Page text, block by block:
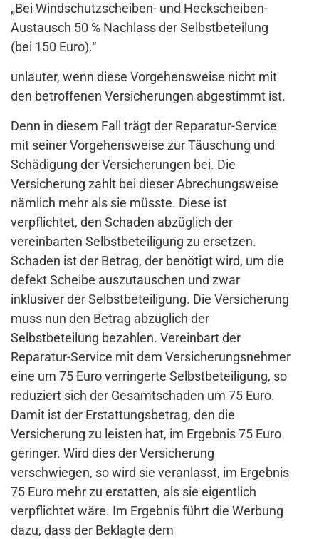
„Bei Windschutzscheiben- und Heckscheiben-
Austausch 50 % Nachlass der Selbstbeteilung
(bei 150 Euro).“
unlauter, wenn diese Vorgehensweise nicht mit
den betroffenen Versicherungen abgestimmt ist.
Denn in diesem Fall trägt der Reparatur-Service
mit seiner Vorgehensweise zur Täuschung und
Schädigung der Versicherungen bei. Die
Versicherung zahlt bei dieser Abrechungsweise
nämlich mehr als sie müsste. Diese ist
verpflichtet, den Schaden abzüglich der
vereinbarten Selbstbeteiligung zu ersetzen.
Schaden ist der Betrag, der benötigt wird, um die
defekt Scheibe auszutauschen und zwar
inklusiver der Selbstbeteiligung. Die Versicherung
muss nun den Betrag abzüglich der
Selbstbeteilung bezahlen. Vereinbart der
Reparatur-Service mit dem Versicherungsnehmer
eine um 75 Euro verringerte Selbstbeteiligung, so
reduziert sich der Gesamtschaden um 75 Euro.
Damit ist der Erstattungsbetrag, den die
Versicherung zu leisten hat, im Ergebnis 75 Euro
geringer. Wird dies der Versicherung
verschwiegen, so wird sie veranlasst, im Ergebnis
75 Euro mehr zu erstatten, als sie eigentlich
verpflichtet wäre. Im Ergebnis führt die Werbung
dazu, dass der Beklagte dem